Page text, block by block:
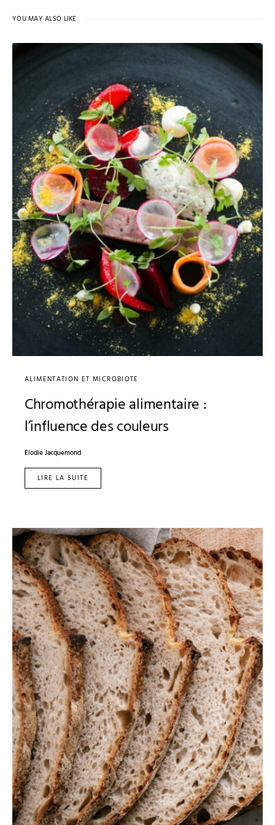
YOU MAY ALSO LIKE
ALIMENTATION ET MICROBIOTE
Chromothérapie alimentaire :
l’influence des couleurs
Elodie Jacquemond
LIRE LA SUITE